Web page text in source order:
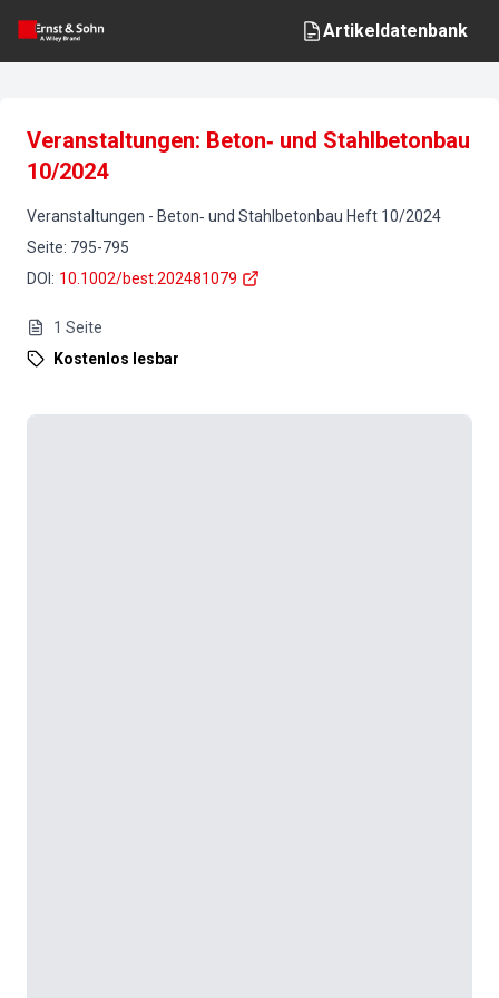
Artikeldatenbank
Veranstaltungen: Beton‐ und Stahlbetonbau
10/2024
Veranstaltungen - Beton‐ und Stahlbetonbau Heft 10/2024
Seite: 795-795
DOI : 10.1002/best.202481079
1 Seite
Kostenlos lesbar